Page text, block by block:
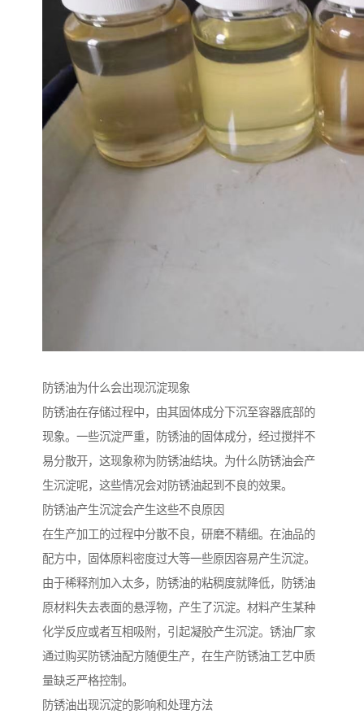
防锈油为什么会出现沉淀现象
防锈油在存储过程中，由其固体成分下沉至容器底部的
现象。一些沉淀严重，防锈油的固体成分，经过搅拌不
易分散开，这现象称为防锈油结块。为什么防锈油会产
生沉淀呢，这些情况会对防锈油起到不良的效果。
防锈油产生沉淀会产生这些不良原因
在生产加工的过程中分散不良，研磨不精细。在油品的
配方中，固体原料密度过大等一些原因容易产生沉淀。
由于稀释剂加入太多，防锈油的粘稠度就降低，防锈油
原材料失去表面的悬浮物，产生了沉淀。材料产生某种
化学反应或者互相吸附，引起凝胶产生沉淀。锈油厂家
通过购买防锈油配方随便生产，在生产防锈油工艺中质
量缺乏严格控制。
防锈油出现沉淀的影响和处理方法